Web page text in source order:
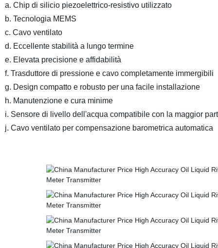
a. Chip di silicio piezoelettrico-resistivo utilizzato
b. Tecnologia MEMS
c. Cavo ventilato
d. Eccellente stabilità a lungo termine
e. Elevata precisione e affidabilità
f. Trasduttore di pressione e cavo completamente immergibili
g. Design compatto e robusto per una facile installazione
h. Manutenzione e cura minime
i. Sensore di livello dell'acqua compatibile con la maggior
j. Cavo ventilato per compensazione barometrica automatica